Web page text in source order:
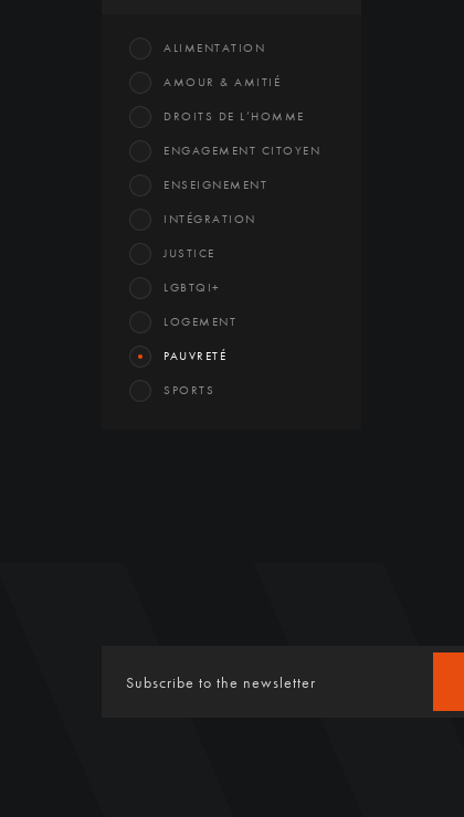
ALIMENTATION
AMOUR & AMITIÉ
DROITS DE L’HOMME
ENGAGEMENT CITOYEN
ENSEIGNEMENT
INTÉGRATION
JUSTICE
LGBTQI+
LOGEMENT
PAUVRETÉ
SPORTS